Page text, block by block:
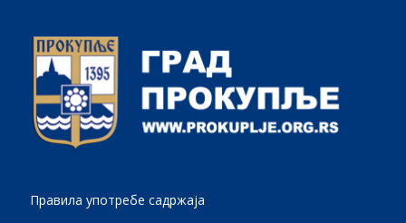
Правила употребе садржаја